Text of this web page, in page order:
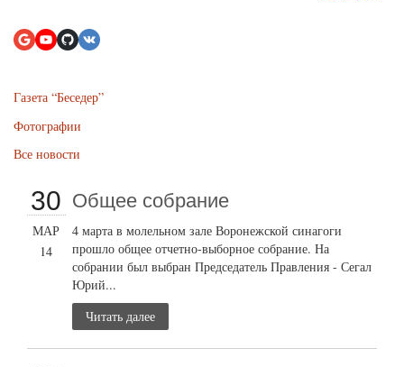
Газета “Беседер”
Фотографии
Все новости
30
МАР
14
Общее собрание
4 марта в молельном зале Воронежской синагоги
прошло общее отчетно-выборное собрание. На
собрании был выбран Председатель Правления - Сегал
Юрий...
Читать далее